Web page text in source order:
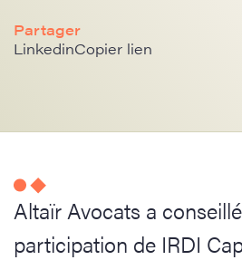
Partager
LinkedinCopier lien
Altaïr Avocats a
participation de IRDI